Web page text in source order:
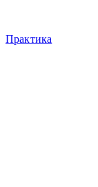
Практика